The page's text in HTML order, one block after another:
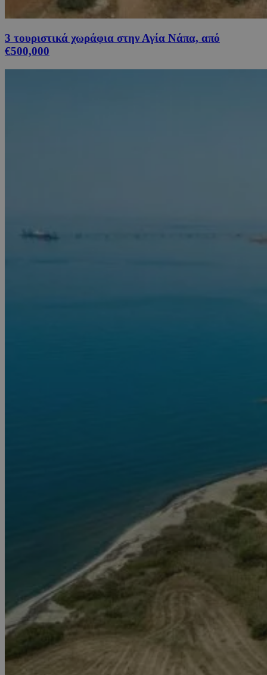
3 τουριστικά χωράφια στην Αγία Νάπα, από
€500,000